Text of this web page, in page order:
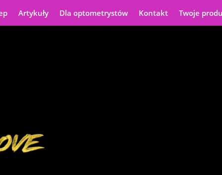
Artykuły Dla optometrystów Kontakt Twoje